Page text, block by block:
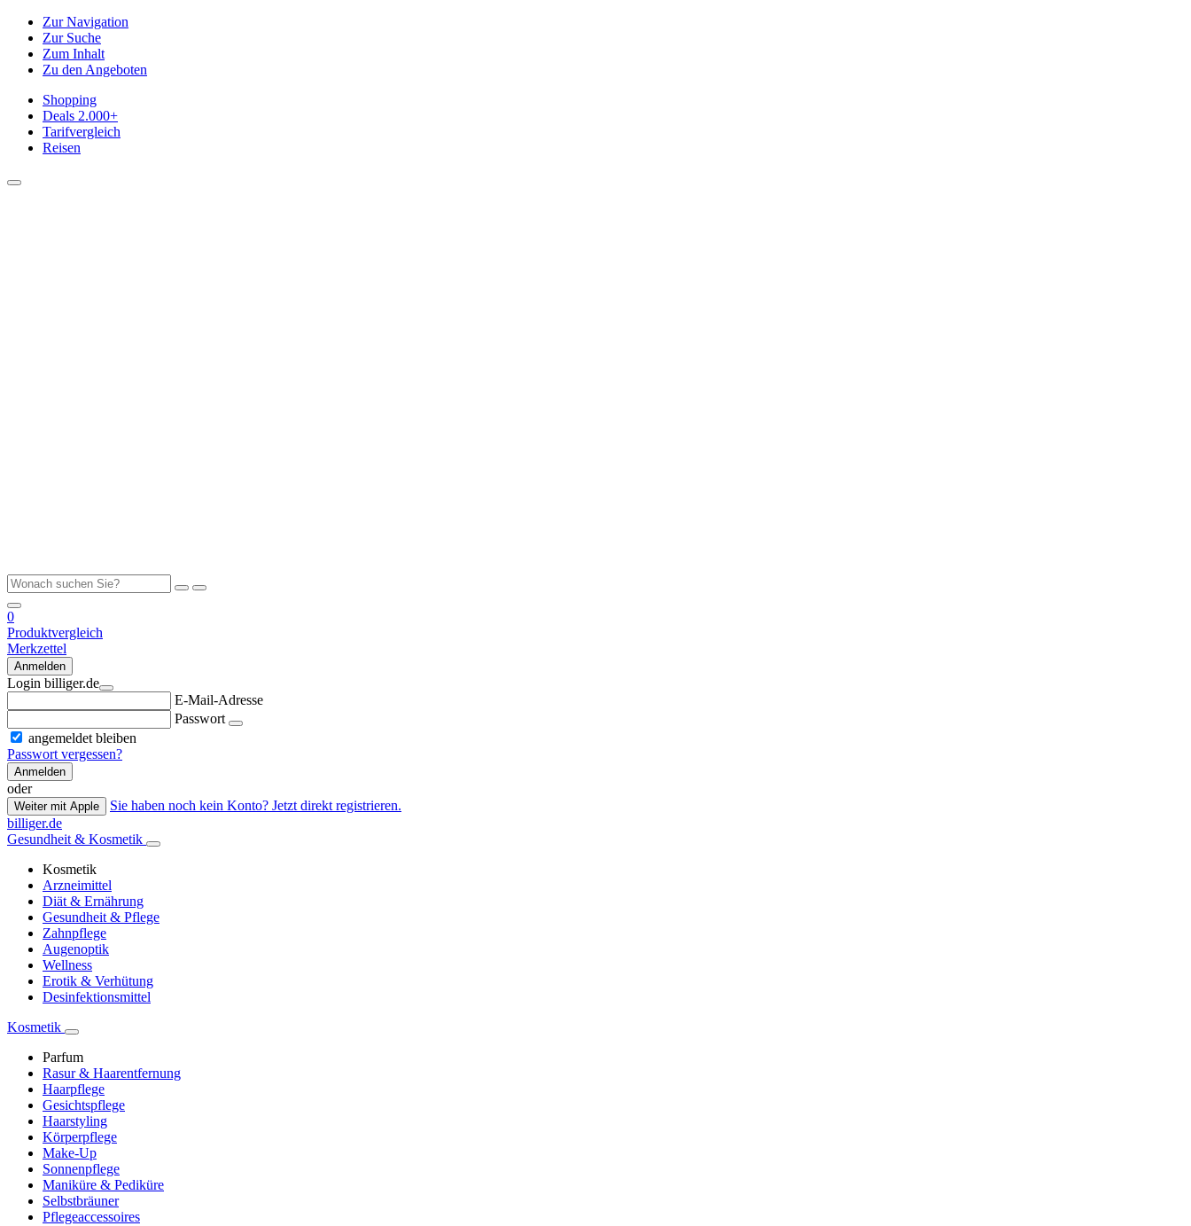
Zur Navigation
Zur Suche
Zum Inhalt
Zu den Angeboten
Shopping
Deals 2.000+
Tarifvergleich
Reisen
0
Produktvergleich
Merkzettel
Anmelden
Login billiger.de
E-Mail-Adresse
Passwort
angemeldet bleiben
Passwort vergessen?
Anmelden
oder
Weiter mit Apple
Sie haben noch kein Konto? Jetzt direkt registrieren.
billiger.de
Gesundheit & Kosmetik
Kosmetik
Arzneimittel
Diät & Ernährung
Gesundheit & Pflege
Zahnpflege
Augenoptik
Wellness
Erotik & Verhütung
Desinfektionsmittel
Kosmetik
Parfum
Rasur & Haarentfernung
Haarpflege
Gesichtspflege
Haarstyling
Körperpflege
Make-Up
Sonnenpflege
Maniküre & Pediküre
Selbstbräuner
Pflegeaccessoires